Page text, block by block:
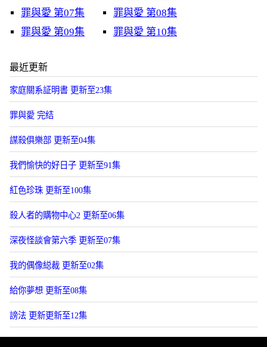
罪與愛 第07集
罪與愛 第08集
罪與愛 第09集
罪與愛 第10集
最近更新
家庭關系証明書 更新至23集
罪與愛 完结
謀殺俱樂部 更新至04集
我們愉快的好日子 更新至91集
紅色珍珠 更新至100集
殺人者的購物中心2 更新至06集
深夜怪談會第六季 更新至07集
我的偶像縂裁 更新至02集
給你夢想 更新至08集
謗法 更新更新至12集